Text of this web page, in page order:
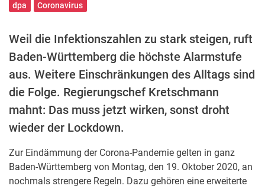
dpa Coronavirus
Weil die Infektionszahlen zu stark steigen, ruft
Baden-Württemberg die höchste Alarmstufe
aus. Weitere Einschränkungen des Alltags sind
die Folge. Regierungschef Kretschmann
mahnt: Das muss jetzt wirken, sonst droht
wieder der Lockdown.
Zur Eindämmung der Corona-Pandemie gelten in ganz
Baden-Württemberg von Montag, den 19. Oktober 2020, an
nochmals strengere Regeln. Dazu gehören eine erweiterte